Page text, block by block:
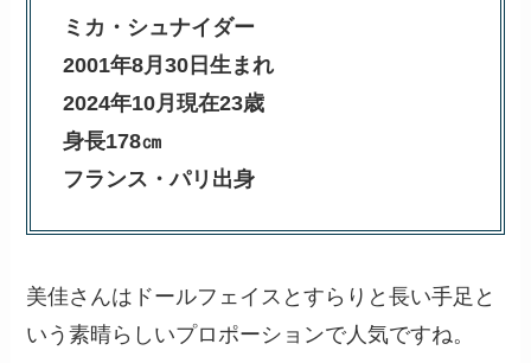
ミカ・シュナイダー
2001年8月30日生まれ
2024年10月現在23歳
身長178㎝
フランス・パリ出身
美佳さんはドールフェイスとすらりと長い手足と
いう素晴らしいプロポーションで人気ですね。